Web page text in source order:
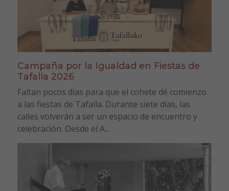
Campaña por la Igualdad en Fiestas de
Tafalla 2026
Faltan pocos días para que el cohete dé comienzo
a las fiestas de Tafalla. Durante siete días, las
calles volverán a ser un espacio de encuentro y
celebración. Desde el A...